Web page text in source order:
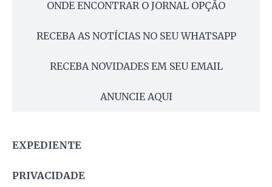
ONDE ENCONTRAR O JORNAL OPÇÃO
RECEBA AS NOTÍCIAS NO SEU WHATSAPP
RECEBA NOVIDADES EM SEU EMAIL
ANUNCIE AQUI
EXPEDIENTE
PRIVACIDADE